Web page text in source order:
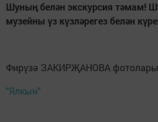
Шуның белән экскурсия тәмам!
музейны үз күзләрегез белән
Фирүзә ЗАКИРҖАНОВА фотолары
"Ялкын"